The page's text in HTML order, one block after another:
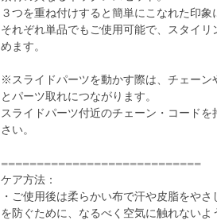
３つを重ね付けすると簡単にこなれた印象
それぞれ単品でもご使用可能で、スタイリ
めます。
※スライドパーツを動かす際は、チェーン
とパーツ取れにつながります。
スライドパーツ付近のチェーン・コードを
さい。
============================
ケア方法：
・ご使用後は柔らかい布で汗や皮脂をや
を防ぐために、なるべく空気に触れないよ